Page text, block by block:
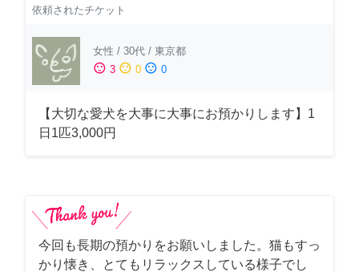
依頼されたチケット
女性 / 30代 / 東京都
sentiment_satisfied 3 sentiment_neutral 0 sentiment_dissatisfied 0
【大切な愛犬を大事に大事にお預かりします】1
日1匹3,000円
今回も長期の預かりをお願いしました。猫もすっ
かり懐き、とてもリラックスしている様子でし